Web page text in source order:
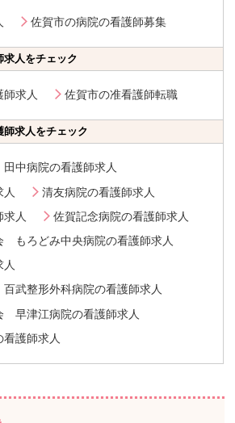
佐賀市の病院の看護師募集
求人をチェック
師求人 佐賀市の准看護師転職
師求人をチェック
中病院の看護師求人
清友病院の看護師求人
人
佐賀記念病院の看護師求人
もろどみ中央病院の看護師求人
武整形外科病院の看護師求人
早津江病院の看護師求人
護師求人